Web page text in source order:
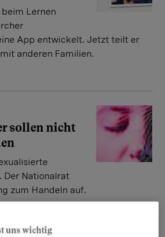
Lernen
App entwickelt. Jetzt teilt er
anderen Familien.
sollen nicht
Der Nationalrat
zum Handeln auf.
uns wichtig